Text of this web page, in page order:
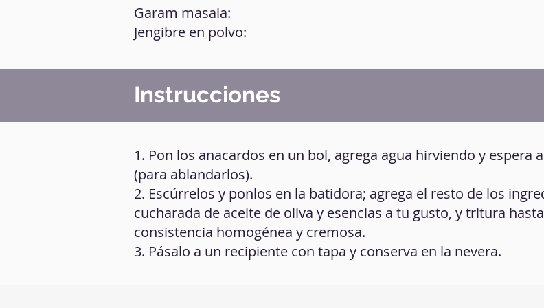
Garam masala:
Jengibre en polvo:
Instrucciones
1. Pon los anacardos en un bol, agrega agua hirviendo y espera
(para ablandarlos).
2. Escúrrelos y ponlos en la batidora; agrega el resto de los
cucharada de aceite de oliva y esencias a tu gusto, y tritura
consistencia homogénea y cremosa.
3. Pásalo a un recipiente con tapa y conserva en la nevera.